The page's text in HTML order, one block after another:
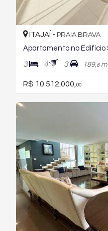
ITAJAÍ - PRAIA BRAVA
3 4 3 189,6
R$ 10.512.000,00